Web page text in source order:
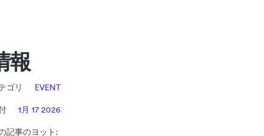
報
ゴリ EVENT
付 1月 17 2026
記事のヨット: